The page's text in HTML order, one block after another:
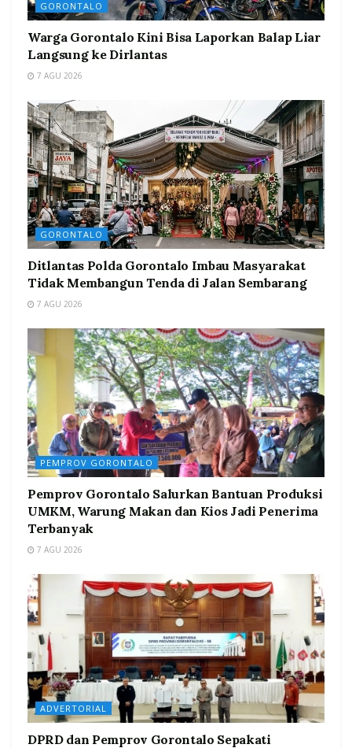
GORONTALO
Warga Gorontalo Kini Bisa Laporkan Balap Liar
Langsung ke Dirlantas
7 AGU 2026
GORONTALO
Ditlantas Polda Gorontalo Imbau Masyarakat
Tidak Membangun Tenda di Jalan Sembarang
7 AGU 2026
PEMPROV GORONTALO
Pemprov Gorontalo Salurkan Bantuan Produksi
UMKM, Warung Makan dan Kios Jadi Penerima
Terbanyak
7 AGU 2026
ADVERTORIAL
DPRD dan Pemprov Gorontalo Sepakati